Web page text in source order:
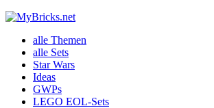
alle Themen
alle Sets
Star Wars
Ideas
GWPs
LEGO EOL-Sets